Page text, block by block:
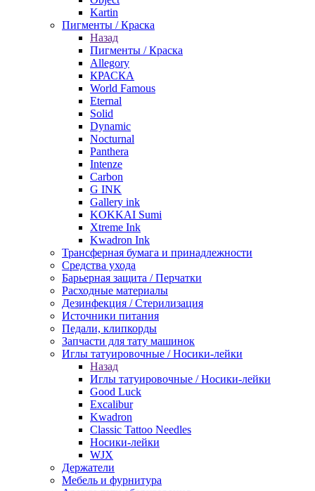
Kartin
Пигменты / Краска
Назад
Пигменты / Краска
Allegory
КРАСКА
World Famous
Eternal
Solid
Dynamic
Nocturnal
Panthera
Intenze
Carbon
G INK
Gallery ink
KOKKAI Sumi
Xtreme Ink
Kwadron Ink
Трансферная бумага и принадлежности
Средства ухода
Барьерная защита / Перчатки
Расходные материалы
Дезинфекция / Стерилизация
Источники питания
Педали, клипкорды
Запчасти для тату машинок
Иглы татуировочные / Носики-лейки
Назад
Иглы татуировочные / Носики-лейки
Good Luck
Excalibur
Kwadron
Classic Tattoo Needles
Носики-лейки
WJX
Держатели
Мебель и фурнитура